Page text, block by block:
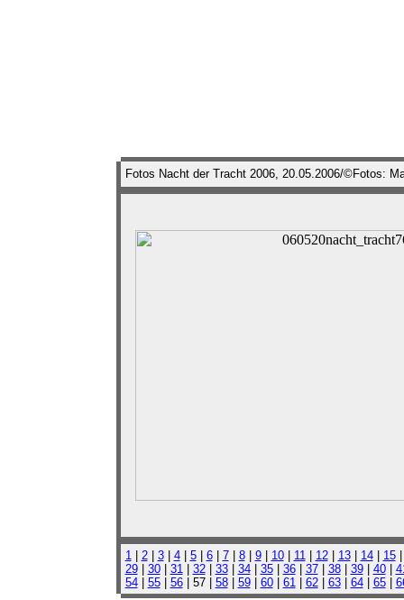
Fotos Nacht der Tracht 2006, 20.05.2006/©Fotos:
1| 2| 3| 4| 5| 6| 7| 8| 9| 10| 11| 12| 13| 14| 15
29| 30| 31| 32| 33| 34| 35| 36| 37| 38| 39| 40|
54| 55| 56| 57 | 58| 59| 60| 61| 62| 63| 64| 65|